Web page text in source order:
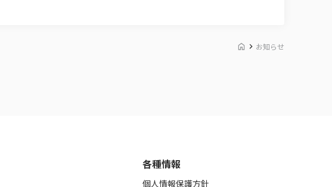
お知らせ
各種情報
個人情報保護方針